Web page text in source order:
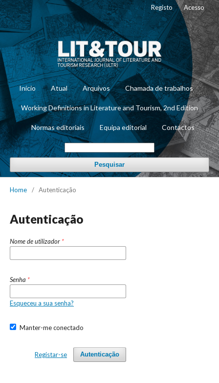
Início Atual Arquivos Chamada de trabalhos
Working Definitions in Literature and Tourism, 2nd Edition
Normas editoriais Equipa editorial Contactos
Pesquisar
Registo Acesso
Home / Autenticação
Autenticação
Nome de utilizador *
Senha *
Esqueceu a sua senha?
Manter-me conectado
Autenticação
Registar-se